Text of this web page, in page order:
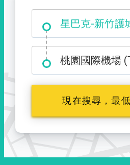
星巴克-新竹護
大霸尖山登山
桃園國際機場
現在搜尋，最